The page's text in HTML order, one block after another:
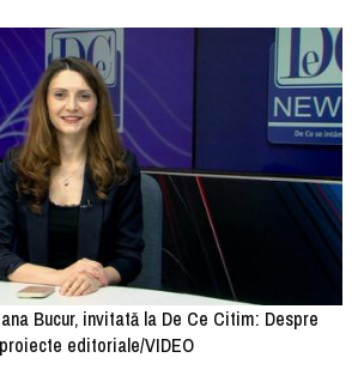
Bucur, invitată la De Ce Citim: Despre
editoriale/VIDEO